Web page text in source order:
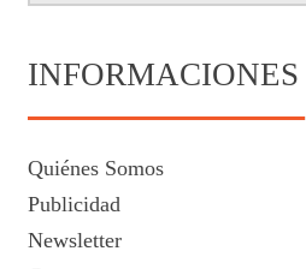
INFORMACIONES
Quiénes Somos
Publicidad
Newsletter